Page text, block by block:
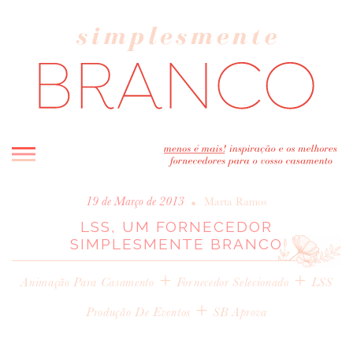
INICIO
BLOG
MELHOR INSPIRAÇÃO
ENTREVISTAS
CASAVA-ME AQUI!
19 de Março de 2013 • Marta Ramos
LSS, UM FORNECEDOR
SIMPLESMENTE BRANCO
Animação Para Casamento + Fornecedor Selecionado + LSS
Produção De Eventos + SB Aprova